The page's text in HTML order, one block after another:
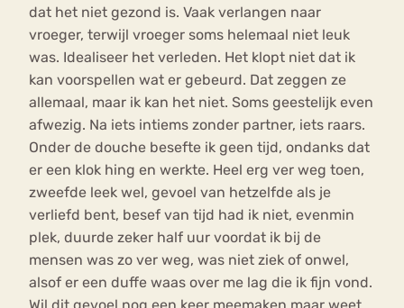
dat het niet gezond is. Vaak verlangen naar
vroeger, terwijl vroeger soms helemaal niet leuk
was. Idealiseer het verleden. Het klopt niet dat ik
kan voorspellen wat er gebeurd. Dat zeggen ze
allemaal, maar ik kan het niet. Soms geestelijk even
afwezig. Na iets intiems zonder partner, iets raars.
Onder de douche besefte ik geen tijd, ondanks dat
er een klok hing en werkte. Heel erg ver weg toen,
zweefde leek wel, gevoel van hetzelfde als je
verliefd bent, besef van tijd had ik niet, evenmin
plek, duurde zeker half uur voordat ik bij de
mensen was zo ver weg, was niet ziek of onwel,
alsof er een duffe waas over me lag die ik fijn vond.